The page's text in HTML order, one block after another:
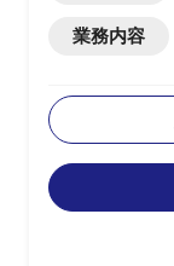
業務内容